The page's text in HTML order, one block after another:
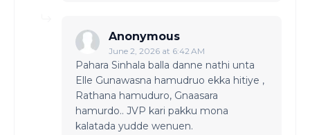
Anonymous
June 2, 2026 at 6:42 AM
Pahara Sinhala balla danne nathi unta
Elle Gunawasna hamudruo ekka hitiye ,
Rathana hamuduro, Gnaasara
hamurdo.. JVP kari pakku mona
kalatada yudde wenuen.